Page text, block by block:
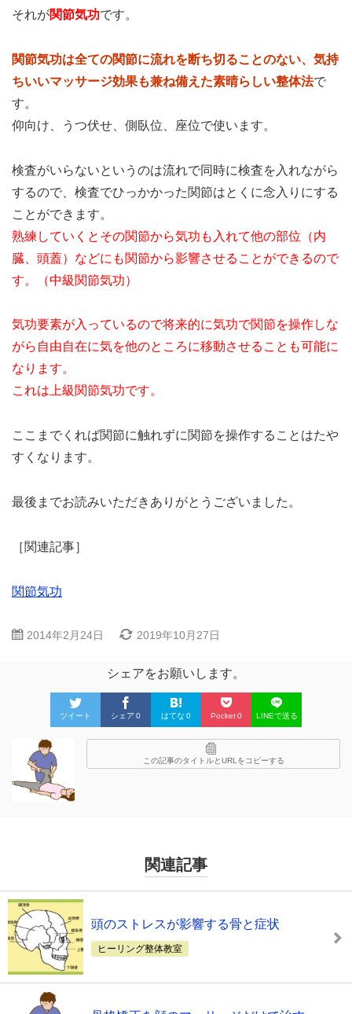
それが関節気功です。
関節気功は全ての関節に流れを断ち切ることのない、気持
ちいいマッサージ効果も兼ね備えた素晴らしい整体法で
す。
仰向け、うつ伏せ、側臥位、座位で使います。
検査がいらないというのは流れで同時に検査を入れながら
するので、検査でひっかかった関節はとくに念入りにする
ことができます。
熟練していくとその関節から気功も入れて他の部位（内
臓、頭蓋）などにも関節から影響させることができるので
す。（中級関節気功）
気功要素が入っているので将来的に気功で関節を操作しな
がら自由自在に気を他のところに移動させることも可能に
なります。
これは上級関節気功です。
ここまでくれば関節に触れずに関節を操作することはたや
すくなります。
最後までお読みいただきありがとうございました。
［関連記事］
関節気功
2014年2月24日 2019年10月27日
シェアをお願いします。
ツイート シェア 0 はてな 0 Pocket0 LINEで送る
この記事のタイトルとURLをコピーする
関連記事
頭のストレスが影響する骨と症状
ヒーリング整体教室